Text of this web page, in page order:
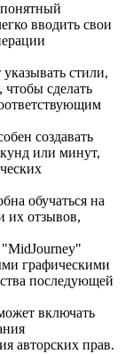
вводить свои
стили,
чтобы сделать
создавать
или минут,
обучаться на
их отзывов,
графическими
последующей
включать
авторских прав.